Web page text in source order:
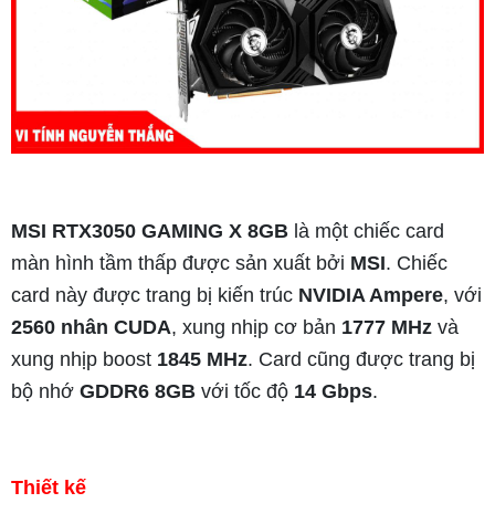
MSI RTX3050 GAMING X 8GB là một chiếc card
màn hình tầm thấp được sản xuất bởi MSI. Chiếc
card này được trang bị kiến trúc NVIDIA Ampere, với
2560 nhân CUDA, xung nhịp cơ bản 1777 MHz và
xung nhịp boost 1845 MHz. Card cũng được trang bị
bộ nhớ GDDR6 8GB với tốc độ 14 Gbps.
Thiết kế